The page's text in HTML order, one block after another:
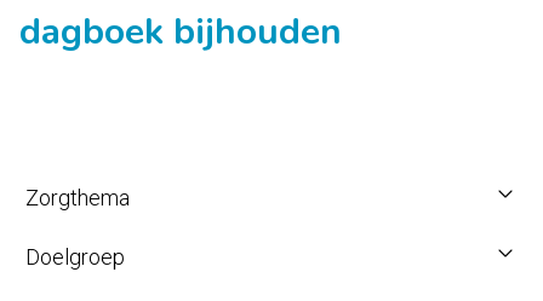
dagboek bijhouden
Zorgthema
Doelgroep